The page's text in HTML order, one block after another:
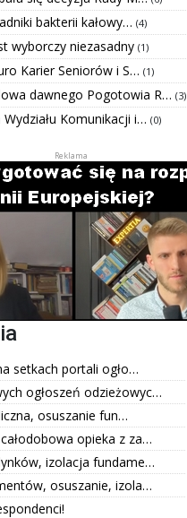
bakterii kałowy… (4)
wyborczy niezasadny (1)
Karier Seniorów i S… (1)
dawnego Pogotowia R… (3)
Komunikacji i… (0)
setkach portali ogło…
ogłoszeń odzieżowyc…
osuszanie fun…
opieka z za…
izolacja fundame…
osuszanie, izola…